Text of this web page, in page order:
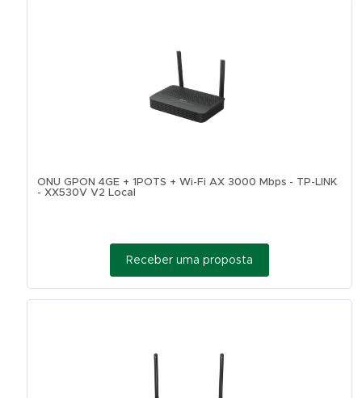
ONU GPON 4GE + 1POTS + Wi-Fi AX 3000 Mbps - TP-LINK
- XX530V V2 Local
Receber uma proposta